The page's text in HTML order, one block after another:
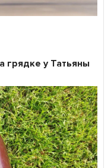
грядке у Татьяны